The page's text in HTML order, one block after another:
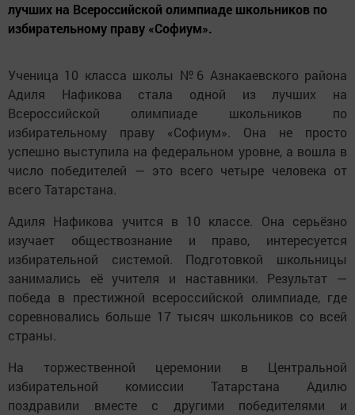
лучших на Всероссийской олимпиаде школьников по
избирательному праву «Софиум».
Ученица 10 класса школы №6 Азнакаевского района
Адиля Нафикова стала одной из лучших на
Всероссийской олимпиаде школьников по
избирательному праву «Софиум». Она не просто
успешно выступила на федеральном уровне, а вошла в
число победителей — это всего четыре человека от
всего Татарстана.
Адиля Нафикова учится в 10 классе. Она серьёзно
изучает обществознание и право, интересуется
избирательной системой. Подготовкой школьницы
занимались её учителя и наставники. Результат —
победа в престижной всероссийской олимпиаде, где
соревновались больше 17 тысяч школьников со всей
страны.
На торжественной церемонии в Центральной
избирательной комиссии Татарстана Адилю
поздравили вместе с другими победителями и